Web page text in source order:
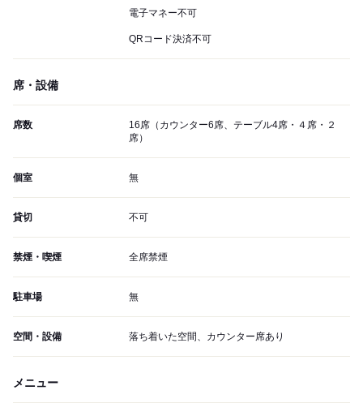
電子マネー不可
QRコード決済不可
席・設備
席数
16席（カウンター6席、テーブル4席・４席・２
席）
個室 無
貸切 不可
禁煙・喫煙 全席禁煙
駐車場 無
空間・設備 落ち着いた空間、カウンター席あり
メニュー